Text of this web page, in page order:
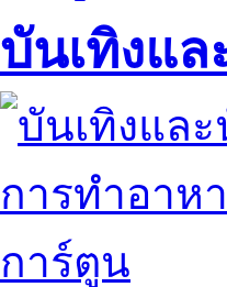
บันเทิงแ
การทำอาห
การ์ตูน